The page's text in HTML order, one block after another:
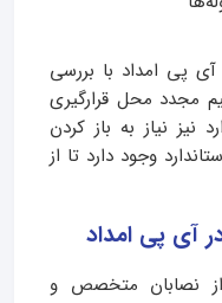
پی امداد با بررسی
مجدد محل قرارگیری
نیاز به باز کردن
وجود دارد تا از
آی پی امداد
نصابان متخصص و